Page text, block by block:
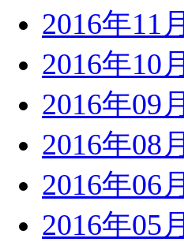
2016年11月
2016年10月
2016年09月
2016年08月
2016年06月
2016年05月